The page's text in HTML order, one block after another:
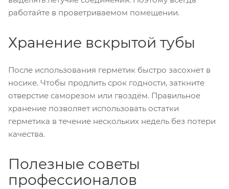
работайте в проветриваемом помещении.
Хранение вскрытой тубы
После использования герметик быстро засохнет в
носике. Чтобы продлить срок годности, заткните
отверстие саморезом или гвоздём. Правильное
хранение позволяет использовать остатки
герметика в течение нескольких недель без потери
качества.
Полезные советы
профессионалов